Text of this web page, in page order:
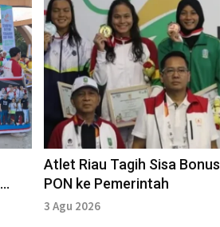
Atlet Riau Tagih Sisa Bonus
PON ke Pemerintah
3 Agu 2026